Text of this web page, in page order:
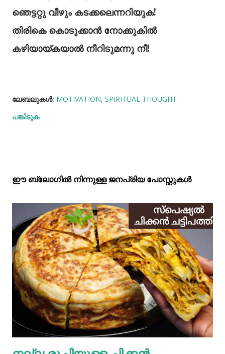
ഞെട്ടറ്റു വീഴും കടക്കലെന്നറിയുക!
തിരികെ കൊടുക്കാന്‍ നോക്കുകില്‍
കഴിയായ്കയാല്‍ നീറിടുമന്നു നീ!
ലേബലുകള്‍: MOTIVATION SPIRITUAL THOUGHT
പങ്കിടുക
ഈ ബ്ലോഗിൽ നിന്നുള്ള ജനപ്രിയ പോസ്റ്റുകള്‍‌